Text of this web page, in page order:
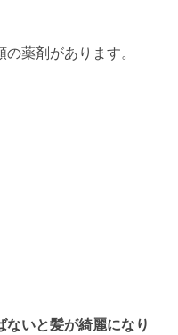
薬剤があります。
いと髪が綺麗になり